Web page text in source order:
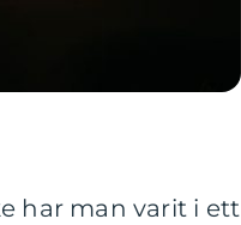
har man varit i ett